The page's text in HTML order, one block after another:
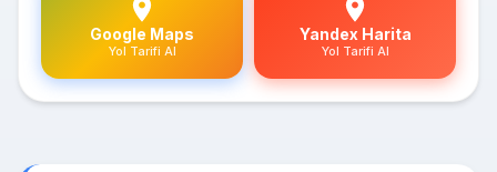
Google Maps
Yol Tarifi Al
Yandex Harita
Yol Tarifi Al